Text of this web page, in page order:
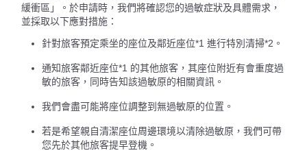
緩衝區」。於申請時，我們將確認您的過敏症狀及具體需求，
並採取以下應對措施：
針對旅客預定乘坐的座位及鄰近座位*1 進行特別清掃*2。
通知旅客鄰近座位*1 的其他旅客，其座位附近有會重度過
敏的旅客，同時告知該過敏原的相關資訊。
我們會盡可能將座位調整到無過敏原的位置。
若是希望親自清潔座位周邊環境以清除過敏原，我們可帶
您先於其他旅客提早登機。